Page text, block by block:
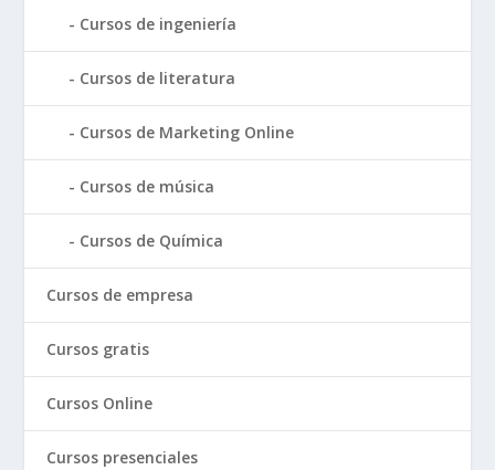
Cursos de ingeniería
Cursos de literatura
Cursos de Marketing Online
Cursos de música
Cursos de Química
Cursos de empresa
Cursos gratis
Cursos Online
Cursos presenciales